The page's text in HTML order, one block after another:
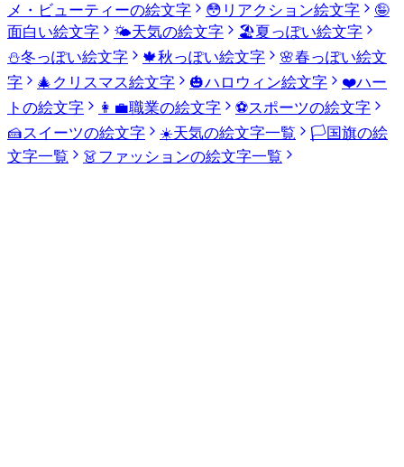
メ・ビューティーの絵文字
😳 リアクション絵文字
🤪
面白い絵文字
🌤️天気の絵文字 🏖️夏っぽい絵文字
⛄冬っぽい絵文字 🍁秋っぽい絵文字 🌸春っぽい絵文
字
🎄 クリスマス絵文字 🎃ハロウィン絵文字 ❤️ハー
トの絵文字
👩‍💼職業の絵文字 ⚽スポーツの絵文字
🍰スイーツの絵文字 ☀️天気の絵文字一覧 🏳️国旗の絵
文字一覧
👗ファッションの絵文字一覧